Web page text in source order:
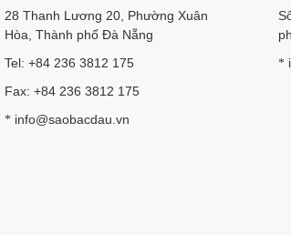
28 Thanh Lương 20, Phường Xuân
Hòa, Thành phố Đà Nẵng
Tel: +84 236 3812 175
Fax: +84 236 3812 175
* info@saobacdau.vn
*